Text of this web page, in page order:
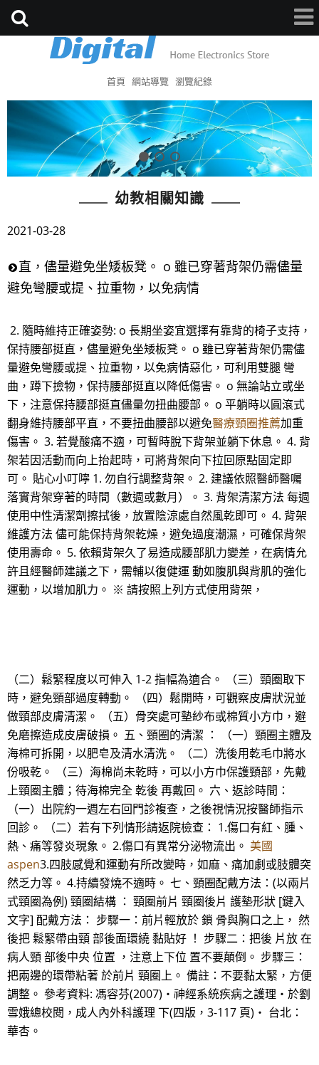
首頁 網站導覽 瀏覽紀錄
幼教相關知識
2021-03-28
直，儘量避免坐矮板凳。 o 雖已穿著背架仍需儘量
避免彎腰或提、拉重物，以免病情
2. 隨時維持正確姿勢: o 長期坐姿宜選擇有靠背的椅子支持，
保持腰部挺直，儘量避免坐矮板凳。 o 雖已穿著背架仍需儘
量避免彎腰或提、拉重物，以免病情惡化，可利用雙腿 彎
曲，蹲下撿物，保持腰部挺直以降低傷害。 o 無論站立或坐
下，注意保持腰部挺直儘量勿扭曲腰部。 o 平躺時以圓滾式
翻身維持腰部平直，不要扭曲腰部以避免醫療頸圈推薦加重
傷害。 3. 若覺酸痛不適，可暫時脫下背架並躺下休息。 4. 背
架若因活動而向上抬起時，可將背架向下拉回原點固定即
可。 貼心小叮嚀 1. 勿自行調整背架。 2. 建議依照醫師醫囑
落實背架穿著的時間（數週或數月）。 3. 背架清潔方法 每週
使用中性清潔劑擦拭後，放置陰涼處自然風乾即可。 4. 背架
維護方法 儘可能保持背架乾燥，避免過度潮濕，可確保背架
使用壽命。 5. 依賴背架久了易造成腰部肌力變差，在病情允
許且經醫師建議之下，需輔以復健運 動如腹肌與背肌的強化
運動，以增加肌力。 ※ 請按照上列方式使用背架，
（二）鬆緊程度以可伸入 1-2 指幅為適合。 （三）頸圈取下
時，避免頸部過度轉動。 （四）鬆開時，可觀察皮膚狀況並
做頸部皮膚清潔。 （五）骨突處可墊紗布或棉質小方巾，避
免磨擦造成皮膚破損。 五、頸圈的清潔 ： （一）頸圈主體及
海棉可拆開，以肥皂及清水清洗。 （二）洗後用乾毛巾將水
份吸乾。 （三）海棉尚未乾時，可以小方巾保護頸部，先戴
上頸圈主體；待海棉完全 乾後 再戴回。 六、返診時間：
（一）出院約一週左右回門診複查，之後視情況按醫師指示
回診。 （二）若有下列情形請返院檢查： 1.傷口有紅、腫、
熱、痛等發炎現象。 2.傷口有異常分泌物流出。 美國
aspen3.四肢感覺和運動有所改變時，如麻、痛加劇或肢體突
然乏力等。 4.持續發燒不適時。 七、頸圈配戴方法：(以兩片
式頸圈為例) 頸圈結構 ： 頸圈前片 頸圈後片 護墊形狀 [鍵入
文字] 配戴方法： 步驟一：前片輕放於 鎖 骨與胸口之上， 然
後把 鬆緊帶由頸 部後面環繞 黏貼好 ！ 步驟二：把後 片放 在
病人頸 部後中央 位置 ，注意上下位 置不要顛倒。 步驟三：
把兩邊的環帶粘著 於前片 頸圈上。 備註：不要黏太緊，方便
調整。 參考資料: 馮容芬(2007)‧神經系統疾病之護理‧於劉
雪娥總校閱，成人內外科護理 下(四版，3-117 頁)‧ 台北：
華杏。